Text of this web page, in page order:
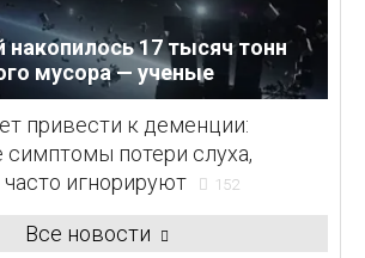
17 тысяч тонн
мусора — ученые
привести к деменции:
потери слуха,
игнорируют
152
Все новости